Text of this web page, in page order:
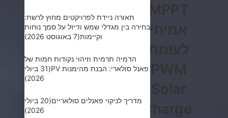
MPPT
אמיתי
לעומת
PWM
Solar
Charge
תאורה ניידת לפרויקטים מחוץ לרשת:
בחירה בין מגדלי שמש ודיזל על סמך נוחות
וקיימות(7 באוגוסט 2026)
הדמיה תרמית וזיהוי נקודות חמות של
פאנל סולארי: הבנת מהימנות PV
(31 ביולי
2026)
מדריך לניקוי פאנלים סולאריים
(20 ביולי
2026)